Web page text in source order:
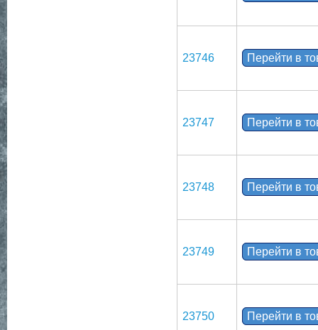
23746 Перейти в
23747 Перейти в
23748 Перейти в
23749 Перейти в
23750 Перейти в